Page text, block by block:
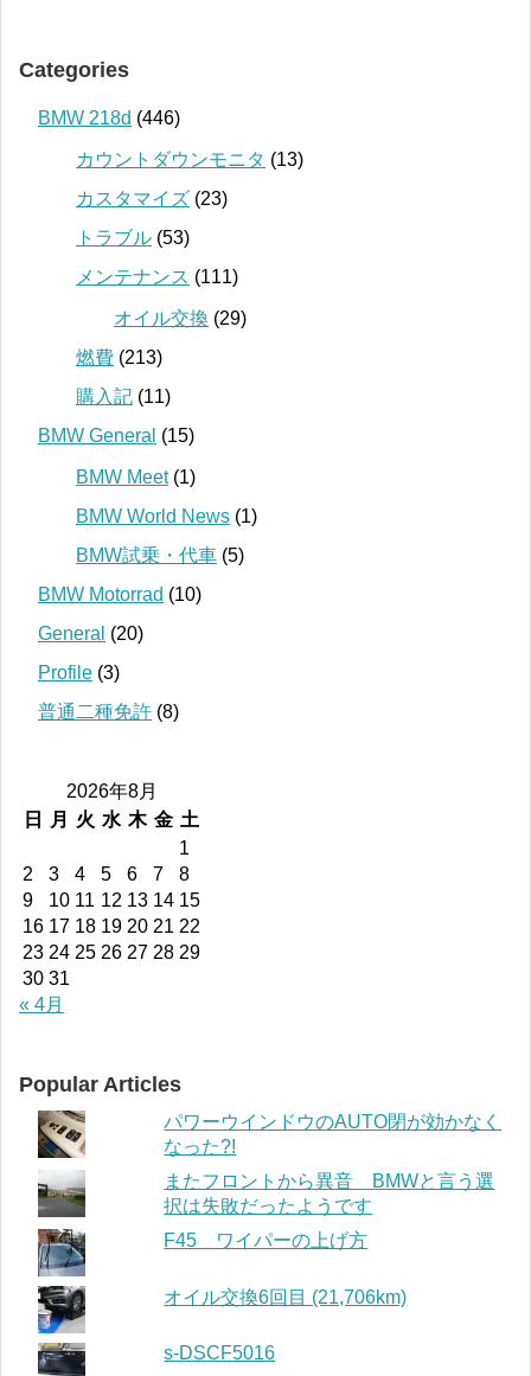
Categories
BMW 218d (446)
カウントダウンモニタ (13)
カスタマイズ (23)
トラブル (53)
メンテナンス (111)
オイル交換 (29)
燃費 (213)
購入記 (11)
BMW General (15)
BMW Meet(1)
BMW World News (1)
BMW試乗・代車 (5)
BMW Motorrad (10)
General (20)
Profile (3)
普通二種免許 (8)
2026年8月
日
月 火 水 木 金 土
1
2
3 4 5 6 7
8
9
10 11 12 13 14 15
16 17 18 19 20 21 22
23 24 25 26 27 28 29
30 31
« 4月
Popular Articles
パワーウインドウのAUTO閉が効かなく
なった?!
またフロントから異音 BMWと言う選
択は失敗だったようです
F45 ワイパーの上げ方
オイル交換6回目 (21,706km)
s-DSCF5016